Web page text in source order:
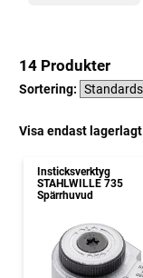
14 Produkter
Sortering:
Visa endast lagerlagt
Insticksverktyg
STAHLWILLE 735
Spärrhuvud